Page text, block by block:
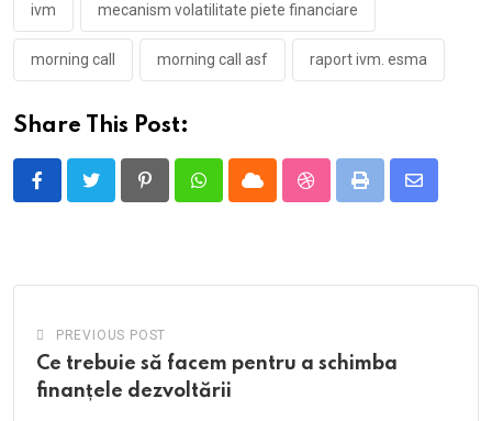
ivm mecanism volatilitate piete financiare
morning call morning call asf raport ivm. esma
Share This Post:
PinterestWhatsappCloud StumbleUpon
Print
Share
PREVIOUS POST
Ce trebuie să facem pentru a schimba
finanțele dezvoltării